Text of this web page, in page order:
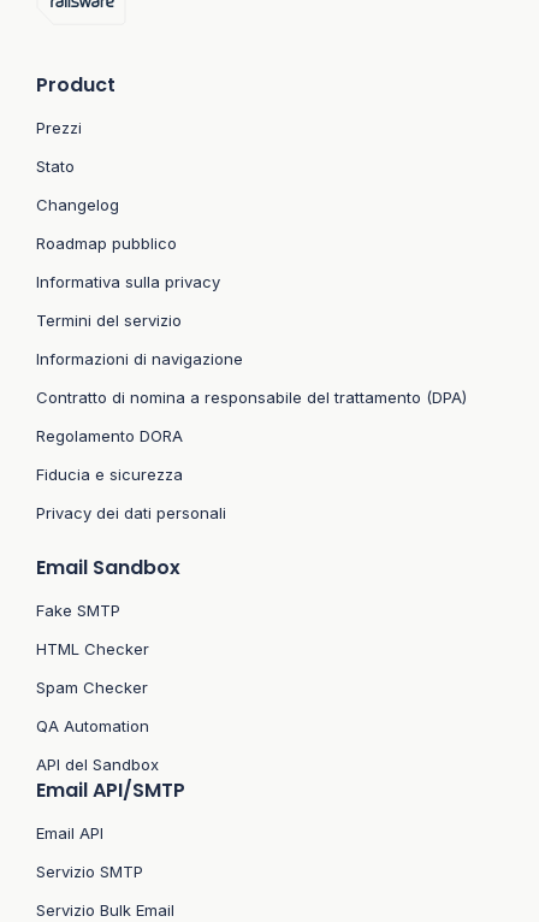
Product
Prezzi
Stato
Changelog
Roadmap pubblico
Informativa sulla privacy
Termini del servizio
Informazioni di navigazione
Contratto di nomina a responsabile del trattamento (DPA)
Regolamento DORA
Fiducia e sicurezza
Privacy dei dati personali
Email Sandbox
Fake SMTP
HTML Checker
Spam Checker
QA Automation
API del Sandbox
Email API/SMTP
Email API
Servizio SMTP
Servizio Bulk Email